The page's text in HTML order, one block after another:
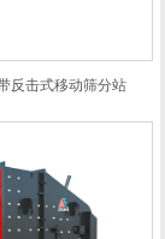
反击式移动筛分站